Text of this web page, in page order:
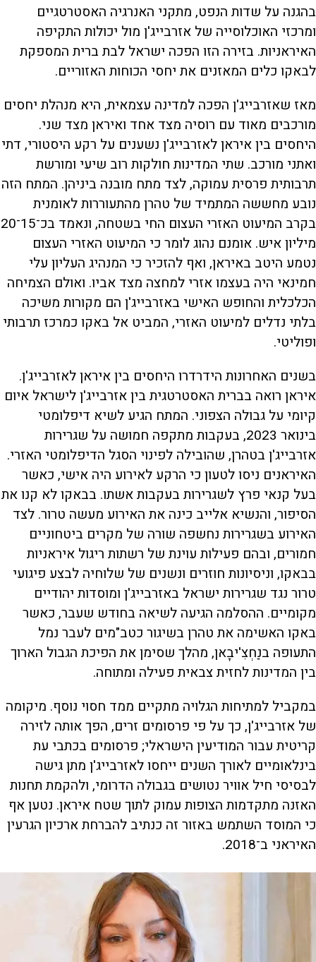
בהגנה על שדות הנפט, מתקני האנרגיה האסטרטגיים
ומרכזי האוכלוסייה של אזרבייג'ן מול יכולות התקיפה
האיראניות. בזירה הזו הפכה ישראל לבת ברית המספקת
לבאקו כלים המאזנים את יחסי הכוחות האזוריים.
מאז שאזרבייג'ן הפכה למדינה עצמאית, היא מנהלת יחסים
מורכבים מאוד עם רוסיה מצד אחד ואיראן מצד שני.
היחסים בין איראן לאזרבייג'ן נשענים על רקע היסטורי, דתי
ואתני מורכב. שתי המדינות חולקות רוב שיעי ומורשת
תרבותית פרסית עמוקה, לצד מתח מובנה ביניהן. המתח הזה
נובע מחששה המתמיד של טהרן מהתעוררות לאומנית
בקרב המיעוט האזרי העצום החי בשטחה, ונאמד בכ־15־20
מיליון איש. אומנם נהוג לומר כי המיעוט האזרי העצום
נטמע היטב באיראן, ואף להזכיר כי המנהיג העליון עלי
חמינאי היה בעצמו אזרי למחצה מצד אביו. ואולם הצמיחה
הכלכלית והחופש האישי באזרבייג'ן הם מקורות משיכה
בלתי נדלים למיעוט האזרי, המביט אל באקו כמרכז תרבותי
ופוליטי.
בשנים האחרונות הידרדרו היחסים בין איראן לאזרבייג'ן.
איראן רואה בברית האסטרטגית בין אזרבייג'ן לישראל איום
קיומי על גבולה הצפוני. המתח הגיע לשיא דיפלומטי
בינואר 2023, בעקבות מתקפה חמושה על שגרירות
אזרבייג'ן בטהרן, שהובילה לפינוי הסגל הדיפלומטי האזרי.
האיראנים ניסו לטעון כי הרקע לאירוע היה אישי, כאשר
בעל קנאי פרץ לשגרירות בעקבות אשתו. בבאקו לא קנו את
הסיפור, והנשיא אלייב כינה את האירוע מעשה טרור. לצד
האירוע בשגרירות נחשפה שורה של מקרים ביטחוניים
חמורים, ובהם פעילות עוינת של רשתות ריגול איראניות
בבאקו, וניסיונות חוזרים ונשנים של שלוחיה לבצע פיגועי
טרור נגד שגרירות ישראל באזרבייג'ן ומוסדות יהודיים
מקומיים. ההסלמה הגיעה לשיאה בחודש שעבר, כאשר
באקו האשימה את טהרן בשיגור כטב"מים לעבר נמל
התעופה בנַחְצִ'יבָאן, מהלך שסימן את הפיכת הגבול הארוך
בין המדינות לחזית צבאית פעילה ומתוחה.
במקביל למתיחות הגלויה מתקיים ממד חסוי נוסף. מיקומה
של אזרבייג'ן, כך על פי פרסומים זרים, הפך אותה לזירה
קריטית עבור המודיעין הישראלי; פרסומים בכתבי עת
בינלאומיים לאורך השנים ייחסו לאזרבייג'ן מתן גישה
לבסיסי חיל אוויר נטושים בגבולה הדרומי, ולהקמת תחנות
האזנה מתקדמות הצופות עמוק לתוך שטח איראן. נטען אף
כי המוסד השתמש באזור זה כנתיב להברחת ארכיון הגרעין
האיראני ב־2018.